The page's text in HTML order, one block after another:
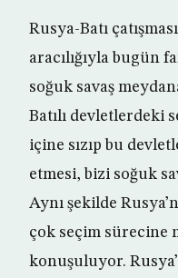
Rusya-Batı
aracılığıyla bugün
soğuk savaş
Batılı devletlerdeki
içine sızıp bu
etmesi, bizi soğuk
Aynı şekilde
çok seçim sürecine
konuşuluyor.